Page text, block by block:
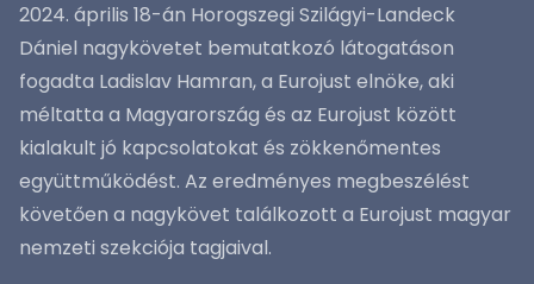
2024. április 18-án Horogszegi Szilágyi-Landeck
Dániel nagykövetet bemutatkozó látogatáson
fogadta Ladislav Hamran, a Eurojust elnöke, aki
méltatta a Magyarország és az Eurojust között
kialakult jó kapcsolatokat és zökkenőmentes
együttműködést. Az eredményes megbeszélést
követően a nagykövet találkozott a Eurojust magyar
nemzeti szekciója tagjaival.